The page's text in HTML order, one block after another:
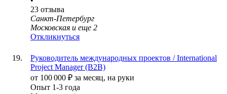
23 отзыва
Санкт-Петербург
Московская и еще 2
Откликнуться
Руководитель международных проектов / International
Project Manager (B2B)
от 100 000 ₽ за месяц, на руки
Опыт 1-3 года